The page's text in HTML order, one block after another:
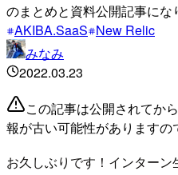
のまとめと資料公開記事にな
AKIBA.SaaS New Relic
みなみ
2022.03.23
この記事は公開されてか
報が古い可能性がありますの
お久しぶりです！インター